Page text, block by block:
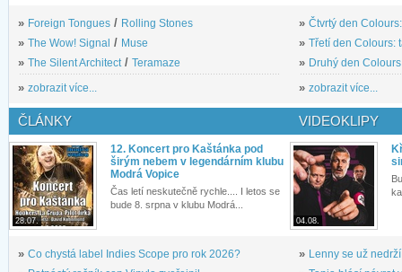
» Foreign Tongues / Rolling Stones
» The Wow! Signal / Muse
» The Silent Architect/ Teramaze
» zobrazit více...
» Čtvrtý den
» Třetí den Colours:
» Druhý den
» zobrazit více...
ČLÁNKY
28.07.
12. Koncert pro Kaštánka pod
širým nebem v legendárním klubu
Modrá Vopice
Čas letí neskutečně rychle.... I letos se
bude 8. srpna v klubu Modrá...
» Co chystá label Indies Scope pro rok 2026?
VIDEOKLIPY
04.08.
» Lenny se už